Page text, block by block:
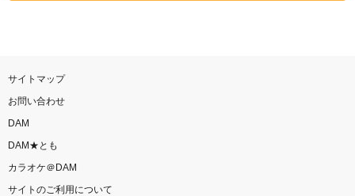
サイトマップ
お問い合わせ
DAM
DAM★とも
カラオケ＠DAM
サイトのご利用について